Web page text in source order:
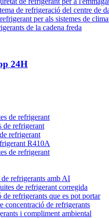
de refrigeració del centre de
per als sistemes de
de la cadena freda
24H
de refrigerant
de refrigerant
refrigerant
R410A
de refrigerant
refrigerants amb AI
de refrigerant corregida
refrigerants que es pot portar
concentració de refrigerants
i compliment ambiental